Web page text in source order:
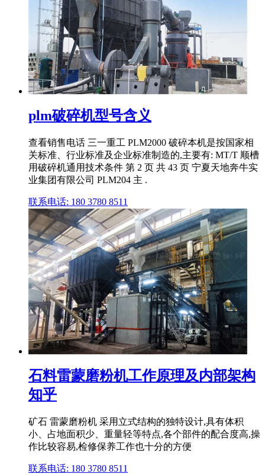
plm破碎机型号含义
查看销售电话 三一重工 PLM2000 破碎本机是按国家相
关标准、行业标准及企业标准制造的,主要有: MT/T 顺槽
用破碎机通用技术条件 第 2 页 共 43 页 宁夏天地奔牛实
业集团有限公司 PLM204 主 .
联系电话: 180 3780 8511
石料雷蒙磨粉机工作原理及内部架构
知乎
矿石 雷蒙磨粉机 采用立式结构的独特设计,具有体积
小、占地面积少、重量轻等特点,各个部件的配合度高,操
作比较容易,检修保养工作也十分的方便
联系电话: 180 3780 8511